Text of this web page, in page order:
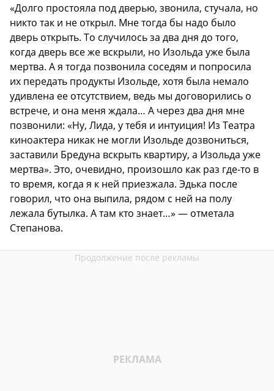
«Долго простояла под дверью, звонила, стучала, но
никто так и не открыл. Мне тогда бы надо было
дверь открыть. То случилось за два дня до того,
когда дверь все же вскрыли, но Изольда уже была
мертва. А я тогда позвонила соседям и попросила
их передать продукты Изольде, хотя была немало
удивлена ее отсутствием, ведь мы договорились о
встрече, и она меня ждала… А через два дня мне
позвонили: «Ну, Лида, у тебя и интуиция! Из Театра
киноактера никак не могли Изольде дозвониться,
заставили Бредуна вскрыть квартиру, а Изольда уже
мертва». Это, очевидно, произошло как раз где-то в
то время, когда я к ней приезжала. Эдька после
говорил, что она выпила, рядом с ней на полу
лежала бутылка. А там кто знает…» — отметала
Степанова.